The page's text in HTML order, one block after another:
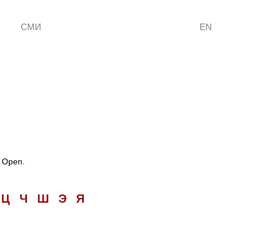
СМИ EN
Ц Ч Ш Э Я